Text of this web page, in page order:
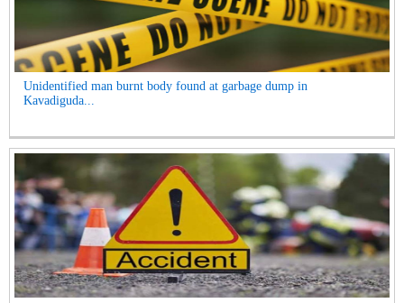
Unidentified man burnt body found at garbage dump in
Kavadiguda...